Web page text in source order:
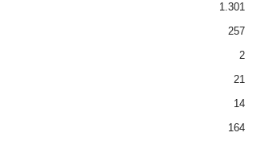
1.301
257
2
21
14
164